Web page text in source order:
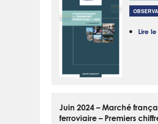
Lire
Juin 2024 – Marché
ferroviaire – Premiers